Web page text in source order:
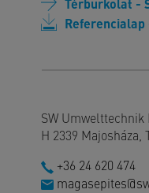
Térburkolat -
Referencialap
SW Umwelttechnik
H 2339 Majosháza,
+36 24 620 474